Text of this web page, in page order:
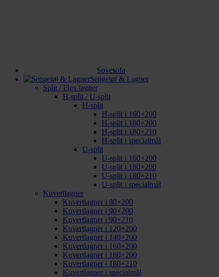
Sovesofa
Sengetøj & Lagner
Split / Flex lagner
H-split / U-split
H-split
H-split i 160×200
H-split i 180×200
H-split i 180×210
H-split i specialmål
U-split
U-split i 160×200
U-split i 180×200
U-split i 180×210
U-split i specialmål
Kuvertlagner
Kuvertlagner i 80×200
Kuvertlagner i 90×200
Kuvertlagner i 90×210
Kuvertlagner i 120×200
Kuvertlagner i 140×200
Kuvertlagner i 160×200
Kuvertlagner i 180×200
Kuvertlagner i 180×210
Kuvertlagner i specialmål